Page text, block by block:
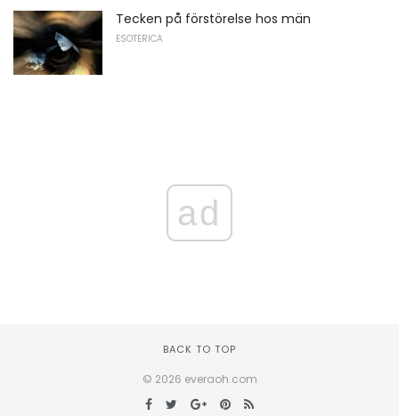
Tecken på förstörelse hos män
ESOTERICA
ad
BACK TO TOP
© 2026 everaoh.com